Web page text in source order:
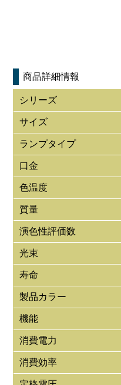
商品詳細情報
シリーズ
サイズ
ランプタイプ
口金
色温度
質量
演色性評価数
光束
寿命
製品カラー
機能
消費電力
消費効率